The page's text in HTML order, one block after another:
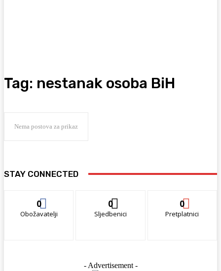
Tag: nestanak osoba BiH
Nema postova za prikaz
STAY CONNECTED
0
Obožavatelji
0
Sljedbenici
0
Pretplatnici
- Advertisement -